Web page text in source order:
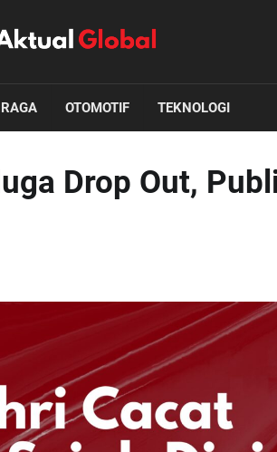
OTOMOTIF TEKNOLOGI
Drop Out,